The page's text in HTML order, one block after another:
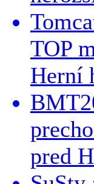
TOP
Herní
pred